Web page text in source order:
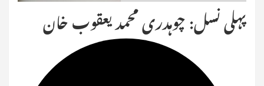
پہلی نسل: چوہدری محمد یعقوب خان